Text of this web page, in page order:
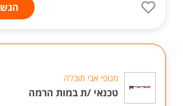
מנופי אבי תובלה
טכנאי /ת במות הרמה